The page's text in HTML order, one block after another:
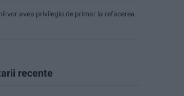
vor avea privilegiu de primar la refacerea
recente